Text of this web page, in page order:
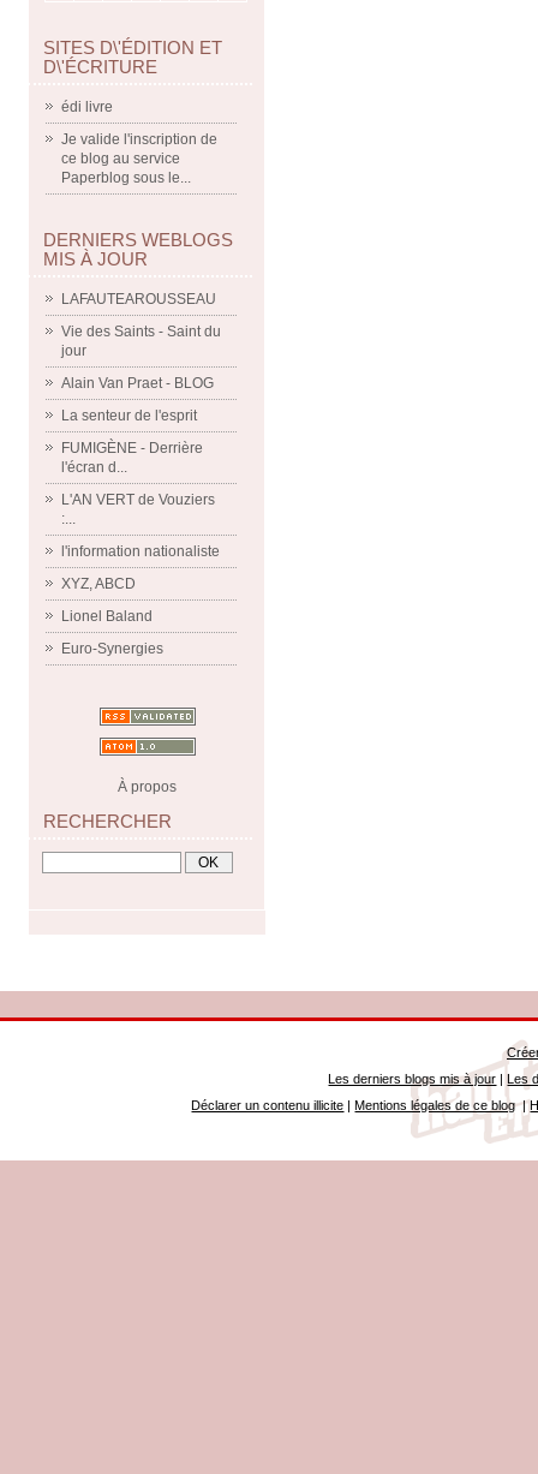
SITES D\'ÉDITION ET
D\'ÉCRITURE
édi livre
Je valide l'inscription de
ce blog au service
Paperblog sous le...
DERNIERS WEBLOGS
MIS À JOUR
LAFAUTEAROUSSEAU
Vie des Saints - Saint du
jour
Alain Van Praet - BLOG
La senteur de l'esprit
FUMIGÈNE - Derrière
l'écran d...
L'AN VERT de Vouziers
:...
l'information nationaliste
XYZ, ABCD
Lionel Baland
Euro-Synergies
À propos
RECHERCHER
Les derniers blogs mis à jour |Les
Déclarer un contenu illicite |Mentions légales de ce blog|